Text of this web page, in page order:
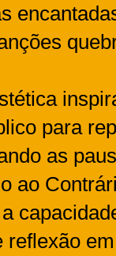
para
as
ao